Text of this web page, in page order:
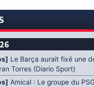
Le Barça aurait fixé une
Torres (Diario Sport)
Amical : Le groupe du